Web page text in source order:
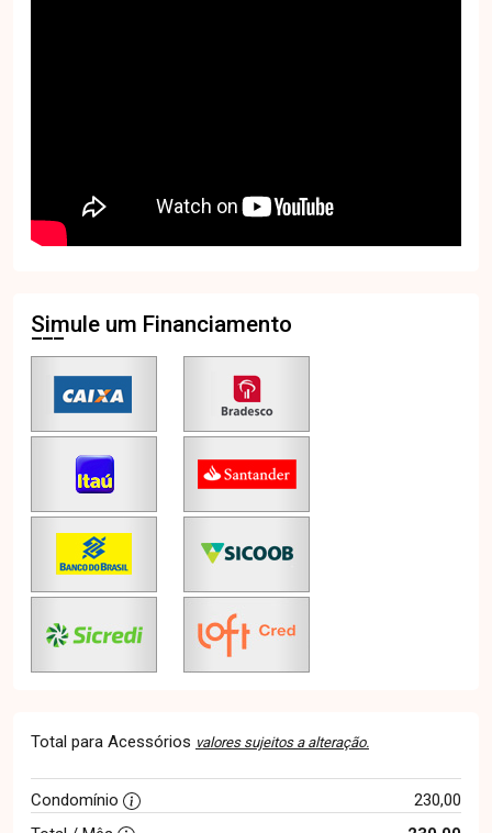
Simule um Financiamento
Total para Acessórios valores sujeitos a alteração.
Condomínio
230,00